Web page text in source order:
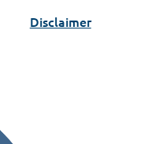
Disclaimer